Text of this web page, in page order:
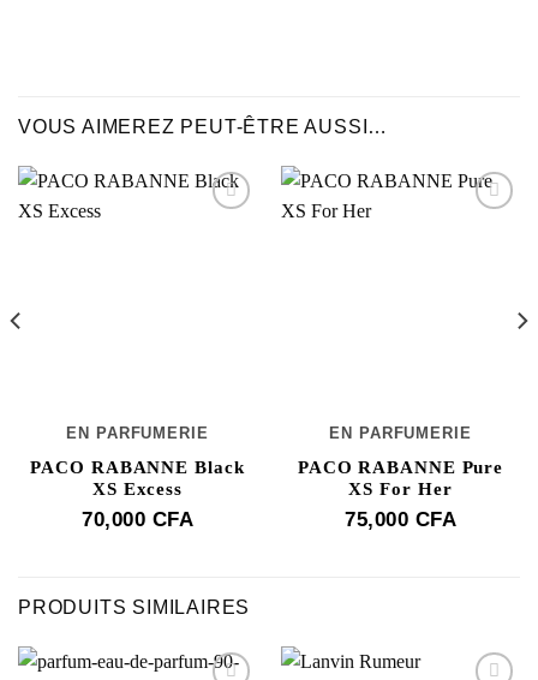
VOUS AIMEREZ PEUT-ÊTRE AUSSI…
EN PARFUMERIE
PACO RABANNE Black
XS Excess
70,000 CFA
EN PARFUMERIE
PACO RABANNE Pure
XS For Her
75,000 CFA
PRODUITS SIMILAIRES